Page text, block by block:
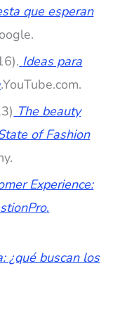
que esperan
Ideas para
.YouTube.com.
The beauty
of Fashion
Experience:
.
¿qué buscan los